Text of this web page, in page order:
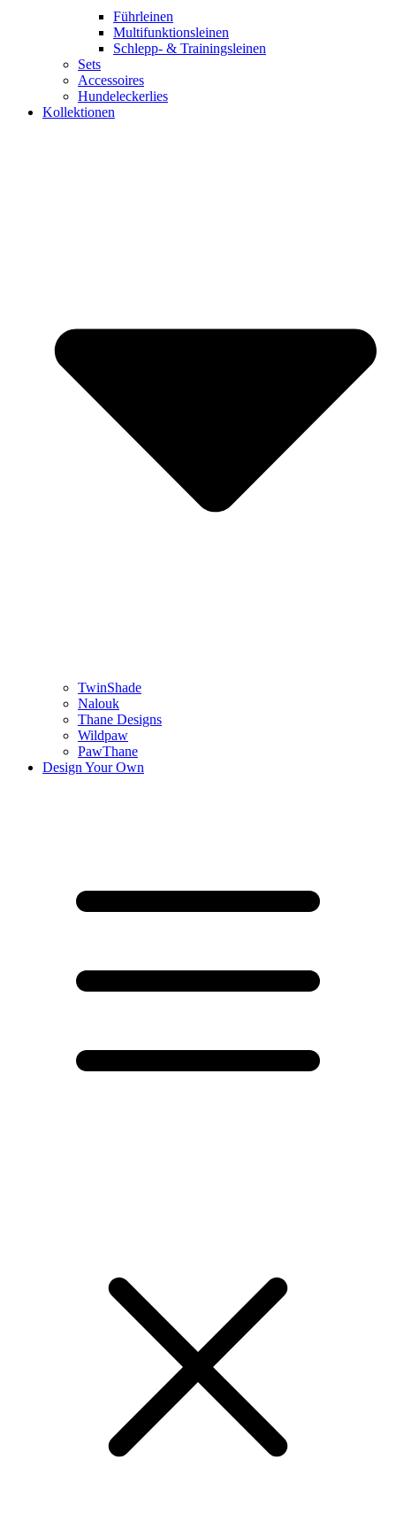
Führleinen
Multifunktionsleinen
Schlepp- & Trainingsleinen
Sets
Accessoires
Hundeleckerlies
Kollektionen
TwinShade
Nalouk
Thane Designs
Wildpaw
PawThane
Design Your Own